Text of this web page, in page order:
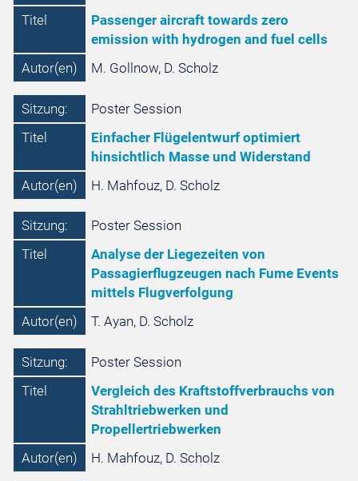
Titel
Passenger aircraft towards zero
emission with hydrogen and fuel cells
Autor(en)
M. Gollnow, D. Scholz
Sitzung:
Poster Session
Titel
Einfacher Flügelentwurf optimiert
hinsichtlich Masse und Widerstand
Autor(en)
H. Mahfouz, D. Scholz
Sitzung:
Poster Session
Titel
Analyse der Liegezeiten von
Passagierflugzeugen nach Fume Events
mittels Flugverfolgung
Autor(en)
T. Ayan, D. Scholz
Sitzung:
Poster Session
Titel
Vergleich des Kraftstoffverbrauchs von
Strahltriebwerken und
Propellertriebwerken
Autor(en)
H. Mahfouz, D. Scholz